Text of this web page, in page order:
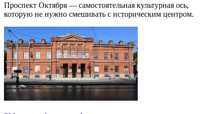
Проспект Октября — самостоятельная культурная ось,
которую не нужно смешивать с историческим центром.